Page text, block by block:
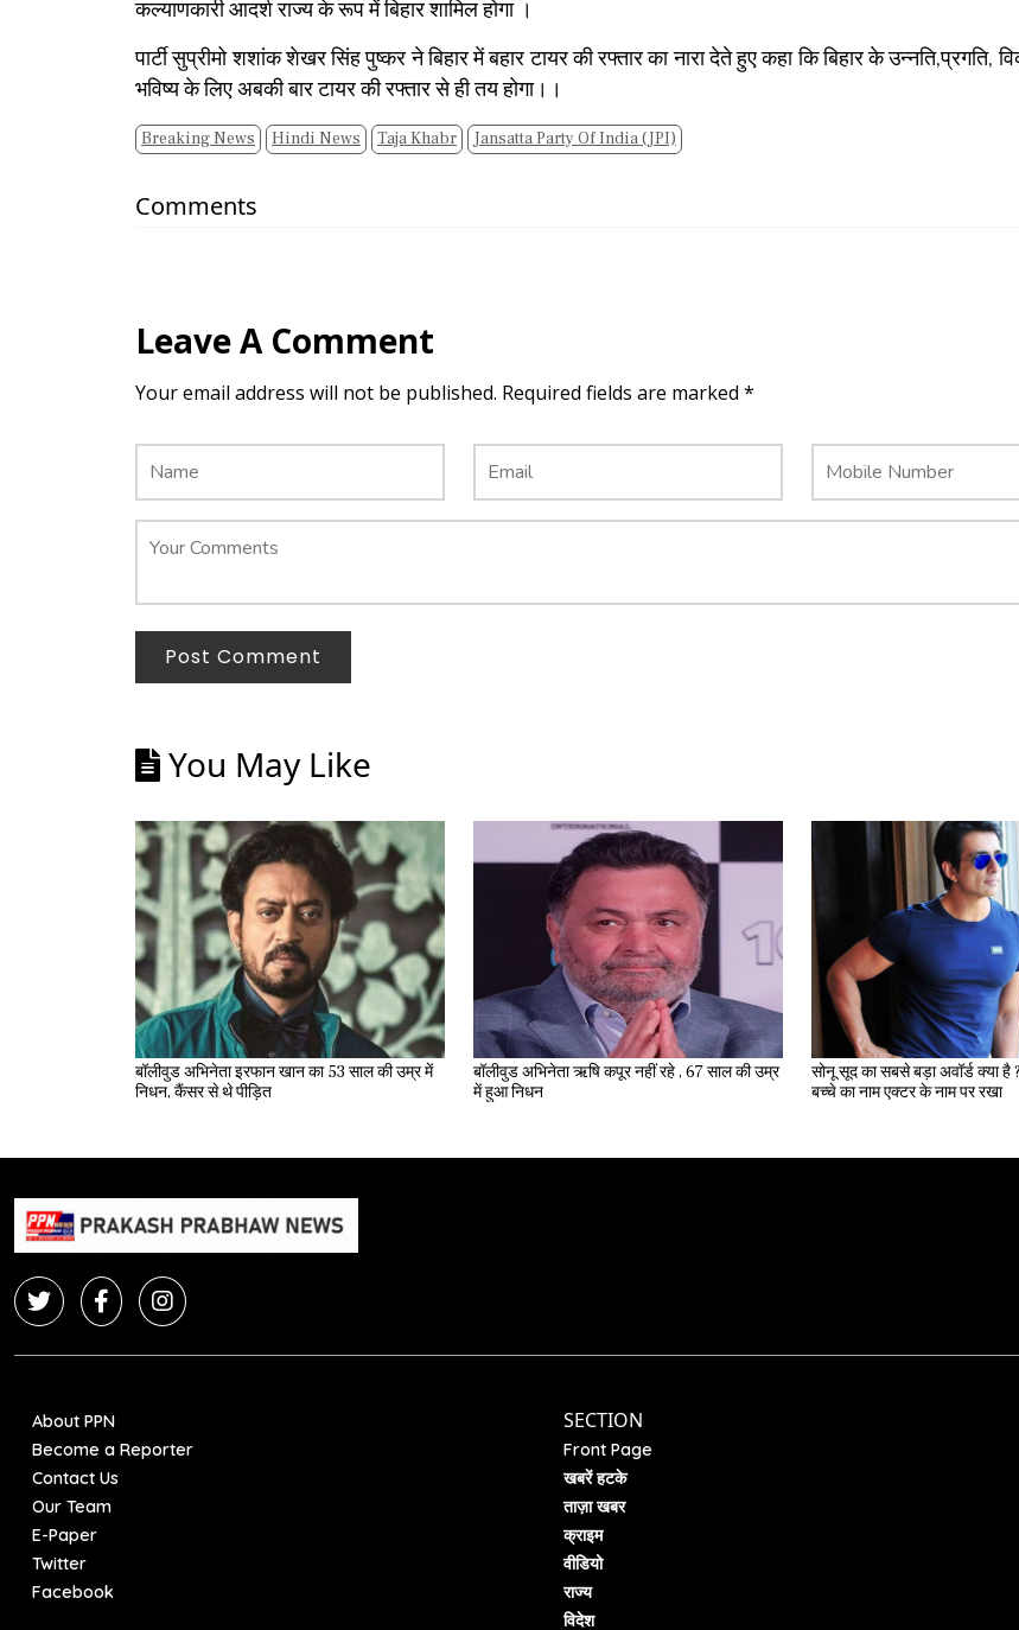
कल्याणकारी आदर्श राज्य के रूप में बिहार शामिल होगा ।
पार्टी सुप्रीमो शशांक शेखर सिंह पुष्कर ने बिहार में बहार टायर की रफ्तार का नारा देते हुए कहा कि बिहार के उन्नति,प्रगति,
भविष्य के लिए अबकी बार टायर की रफ्तार से ही तय होगा।।
Breaking News Hindi News Taja Khabr Jansatta Party Of India (JPI)
Comments
Leave A Comment
Your email address will not be published. Required fields are marked *
Post Comment
You May Like
बॉलीवुड अभिनेता इरफान खान का 53 साल की उम्र में
निधन, कैंसर से थे पीड़ित
बॉलीवुड अभिनेता ऋषि कपूर नहीं रहे , 67 साल की उम्र
में हुआ निधन
सोनू सूद का सबसे बड़ा अवॉर्ड क्या है ? महिला ने अपने
बच्चे का नाम एक्टर के नाम पर रखा
About PPN
Become a Reporter
Contact Us
Our Team
E-Paper
Twitter
Facebook
SECTION
Front Page
खबरें हटके
ताज़ा खबर
क्राइम
वीडियो
राज्य
विदेश